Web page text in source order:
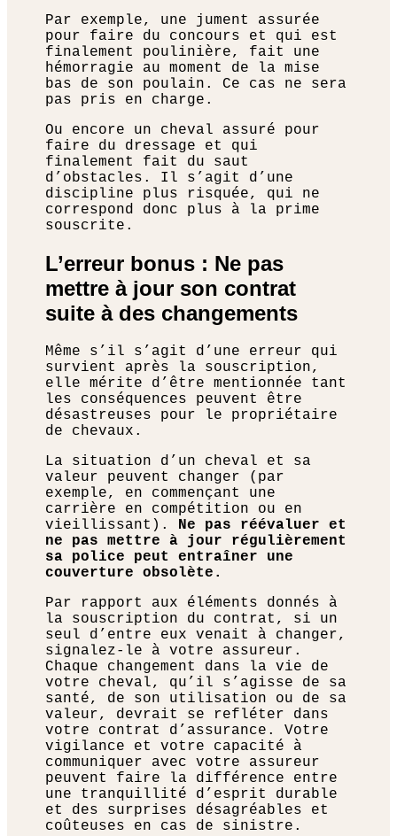
Par exemple, une jument assurée
pour faire du concours et qui est
finalement poulinière, fait une
hémorragie au moment de la mise
bas de son poulain. Ce cas ne sera
pas pris en charge.
Ou encore un cheval assuré pour
faire du dressage et qui
finalement fait du saut
d’obstacles. Il s’agit d’une
discipline plus risquée, qui ne
correspond donc plus à la prime
souscrite.
L’erreur bonus : Ne pas
mettre à jour son contrat
suite à des changements
Même s’il s’agit d’une erreur qui
survient après la souscription,
elle mérite d’être mentionnée tant
les conséquences peuvent être
désastreuses pour le propriétaire
de chevaux.
La situation d’un cheval et sa
valeur peuvent changer (par
exemple, en commençant une
carrière en compétition ou en
vieillissant). Ne pas réévaluer et
ne pas mettre à jour régulièrement
sa police peut entraîner une
couverture obsolète.
Par rapport aux éléments donnés à
la souscription du contrat, si un
seul d’entre eux venait à changer,
signalez-le à votre assureur.
Chaque changement dans la vie de
votre cheval, qu’il s’agisse de sa
santé, de son utilisation ou de sa
valeur, devrait se refléter dans
votre contrat d’assurance. Votre
vigilance et votre capacité à
communiquer avec votre assureur
peuvent faire la différence entre
une tranquillité d’esprit durable
et des surprises désagréables et
coûteuses en cas de sinistre.